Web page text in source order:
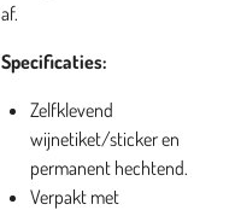
af.
Specificaties:
Zelfklevend
wijnetiket/sticker en
permanent hechtend.
Verpakt met